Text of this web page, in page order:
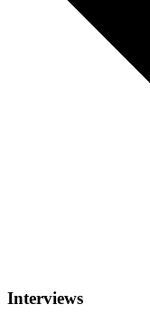
Interviews